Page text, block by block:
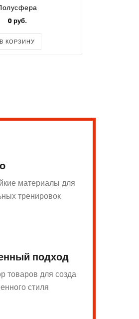
0 руб.
В КОРЗИНУ
материалы для
тренировок
подход
товаров для созда
стиля